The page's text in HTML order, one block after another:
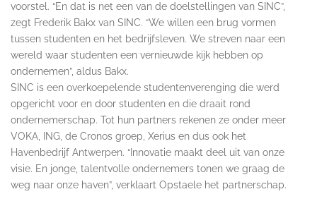
voorstel. “En dat is net een van de doelstellingen van SINC”,
zegt Frederik Bakx van SINC. “We willen een brug vormen
tussen studenten en het bedrijfsleven. We streven naar een
wereld waar studenten een vernieuwde kijk hebben op
ondernemen”, aldus Bakx.
SINC is een overkoepelende studentenverenging die werd
opgericht voor en door studenten en die draait rond
ondernemerschap. Tot hun partners rekenen ze onder meer
VOKA, ING, de Cronos groep, Xerius en dus ook het
Havenbedrijf Antwerpen. “Innovatie maakt deel uit van onze
visie. En jonge, talentvolle ondernemers tonen we graag de
weg naar onze haven”, verklaart Opstaele het partnerschap.